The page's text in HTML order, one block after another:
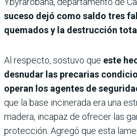
suceso dejó como saldo tres
quemados y la destrucción
Al respecto, sostuvo que este
desnudar las precarias
operan los agentes de
que la base incinerada era una
madera, incapaz de ofrecer las
protección. Agregó que esta